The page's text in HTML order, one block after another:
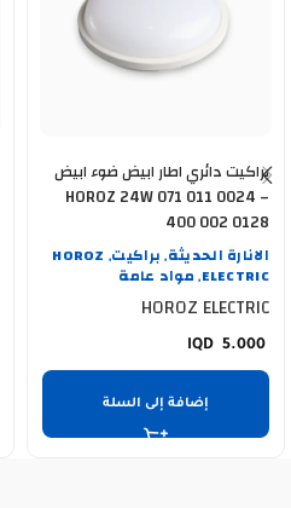
براكيت دائري اطار ابيض ضوء ابيض
HOROZ 24W 071 011 0024 –
400 002 0128
الانارة الحديثة, براكيت,
HOROZ
ELECTRIC
, مواد عامة
HOROZ ELECTRIC
5.000
إضافة إلى السلة